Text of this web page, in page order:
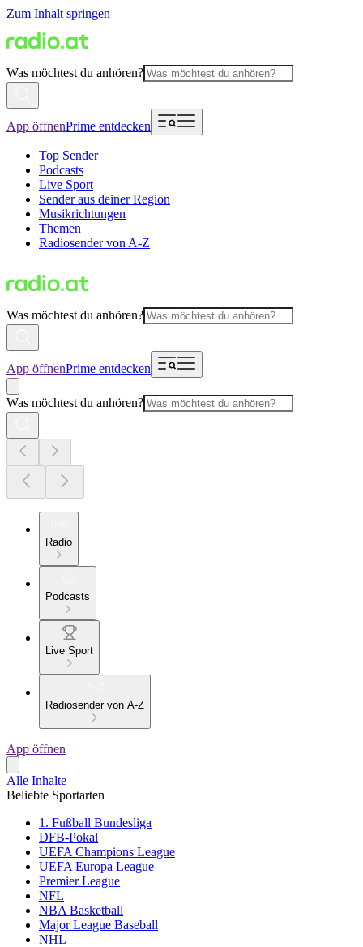
Zum Inhalt springen
Was möchtest du anhören?
App öffnenPrime entdecken
Top Sender
Podcasts
Live Sport
Sender aus deiner Region
Musikrichtungen
Themen
Radiosender von A-Z
Was möchtest du anhören?
App öffnenPrime entdecken
Was möchtest du anhören?
Radio
Podcasts
Live Sport
Radiosender von A-Z
App öffnen
Alle Inhalte
Beliebte Sportarten
1. Fußball Bundesliga
DFB-Pokal
UEFA Champions League
UEFA Europa League
Premier League
NFL
NBA Basketball
Major League Baseball
NHL